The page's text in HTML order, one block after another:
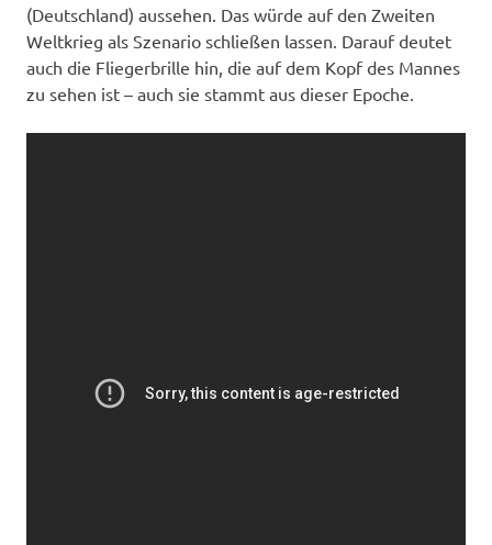
(Deutschland) aussehen. Das würde auf den Zweiten
Weltkrieg als Szenario schließen lassen. Darauf deutet
auch die Fliegerbrille hin, die auf dem Kopf des Mannes
zu sehen ist – auch sie stammt aus dieser Epoche.